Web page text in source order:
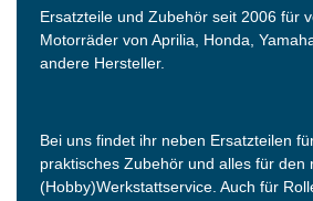
Ersatzteile und Zubehör seit 2006 für
Motorräder von Aprilia, Honda,
andere Hersteller.
Bei uns findet ihr neben Ersatzteilen
praktisches Zubehör und alles für den
(Hobby)Werkstattservice. Auch für